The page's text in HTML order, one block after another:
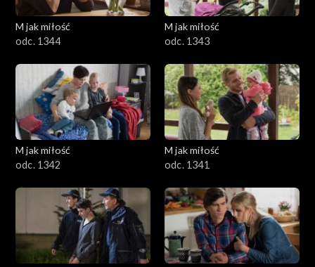
M jak miłość
odc. 1344
M jak miłość
odc. 1343
M jak miłość
odc. 1342
M jak miłość
odc. 1341